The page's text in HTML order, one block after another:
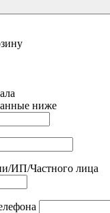
ниже
ИП/Частного лица